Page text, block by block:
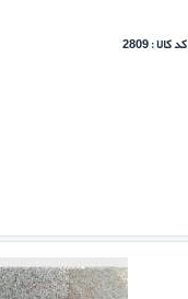
کد کالا : 2809